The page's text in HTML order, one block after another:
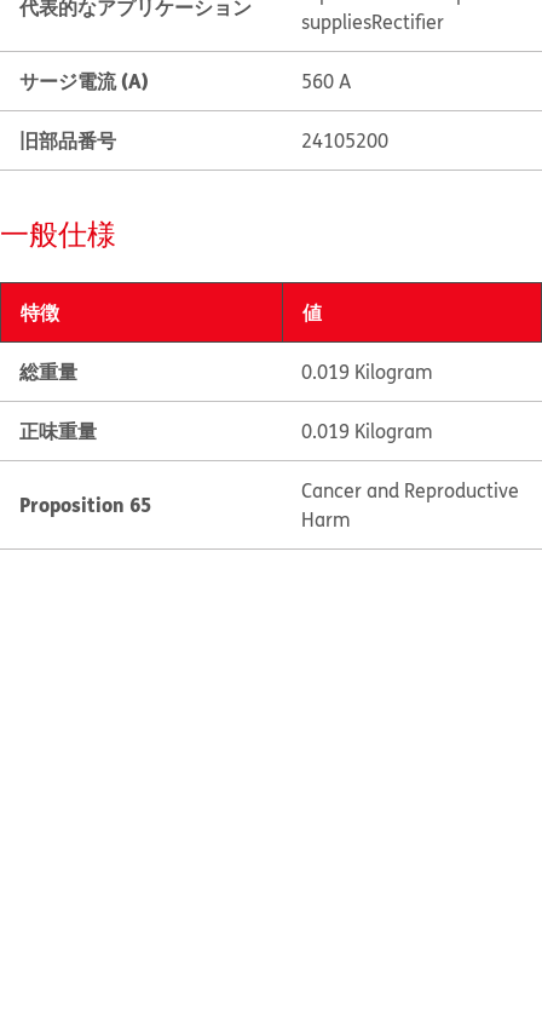
代表的なアプリケーション
suppliesRectifier
サージ電流 (A) 560 A
旧部品番号 24105200
一般仕様
特徴 値
総重量 0.019 Kilogram
正味重量 0.019 Kilogram
Proposition 65
Cancer and Reproductive
Harm